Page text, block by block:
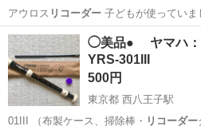
アウロス リコーダー子どもが使っていま
奈良 香芝市 香芝駅 その他
◯美品● ヤマハ：
YRS-301III
500円
東京都 西八王子駅
01III （布製ケース、掃除棒・ リコーダー